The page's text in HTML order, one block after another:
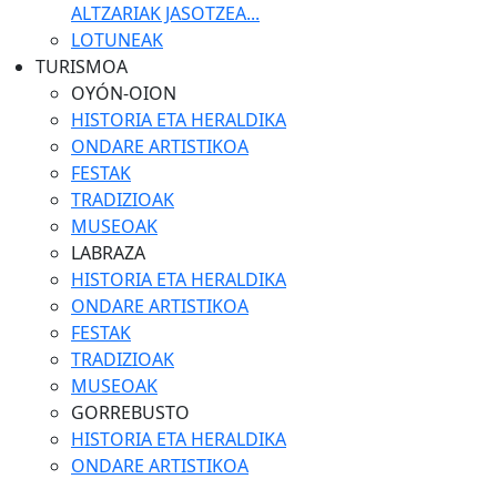
ALTZARIAK JASOTZEA...
LOTUNEAK
TURISMOA
OYÓN-OION
HISTORIA ETA HERALDIKA
ONDARE ARTISTIKOA
FESTAK
TRADIZIOAK
MUSEOAK
LABRAZA
HISTORIA ETA HERALDIKA
ONDARE ARTISTIKOA
FESTAK
TRADIZIOAK
MUSEOAK
GORREBUSTO
HISTORIA ETA HERALDIKA
ONDARE ARTISTIKOA